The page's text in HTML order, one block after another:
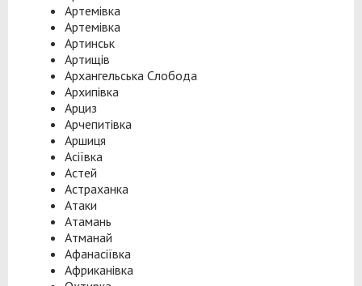
Артемівка
Артемівка
Артинськ
Артищів
Архангельська Слобода
Архипівка
Арциз
Арчепитівка
Аршиця
Асіївка
Астей
Астраханка
Атаки
Атамань
Атманай
Афанасіївка
Африканівка